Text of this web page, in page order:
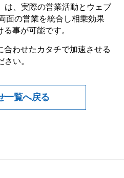
は、実際の営業活動とウェブ
面の営業を統合し相乗効果
事が可能です。
合わせたカタチで加速させる
さい。
一覧へ戻る